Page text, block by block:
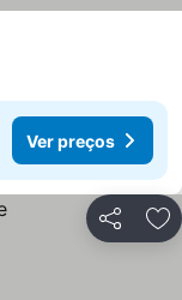
Ver preços
Partilhar